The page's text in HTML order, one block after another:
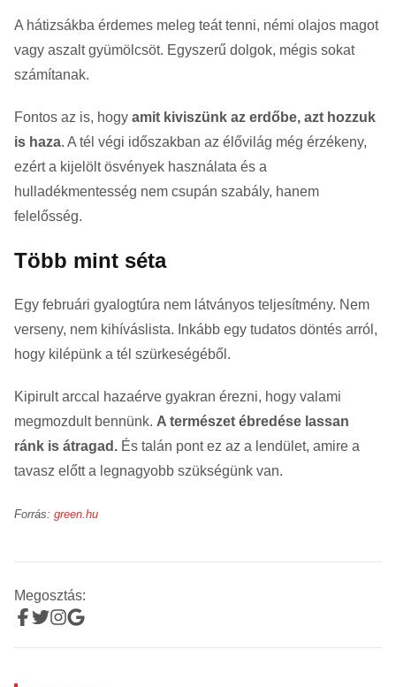
A hátizsákba érdemes meleg teát tenni, némi olajos magot
vagy aszalt gyümölcsöt. Egyszerű dolgok, mégis sokat
számítanak.
Fontos az is, hogy amit kiviszünk az erdőbe, azt hozzuk
is haza. A tél végi időszakban az élővilág még érzékeny,
ezért a kijelölt ösvények használata és a
hulladékmentesség nem csupán szabály, hanem
felelősség.
Több mint séta
Egy februári gyalogtúra nem látványos teljesítmény. Nem
verseny, nem kihíváslista. Inkább egy tudatos döntés arról,
hogy kilépünk a tél szürkeségéből.
Kipirult arccal hazaérve gyakran érezni, hogy valami
megmozdult bennünk. A természet ébredése lassan
ránk is átragad. És talán pont ez az a lendület, amire a
tavasz előtt a legnagyobb szükségünk van.
Forrás: green.hu
Megosztás: